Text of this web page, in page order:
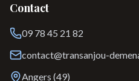
Contact
09 78 45 21 82
contact@transanjou-
Angers (49)